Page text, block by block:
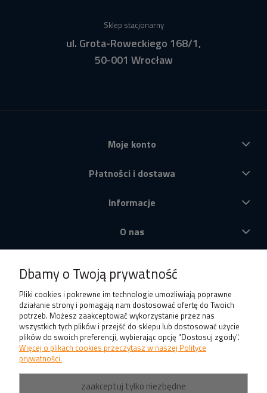
Sklep stacjonarny
ul. Grota-Roweckiego 168/1,
50-001 Wrocław
Moje konto
Płatności i dostawa
Informacje
O nas
Dbamy o Twoją prywatność
Pliki cookies i pokrewne im technologie umożliwiają poprawne
działanie strony i pomagają nam dostosować ofertę do Twoich
potrzeb. Możesz zaakceptować wykorzystanie przez nas
wszystkich tych plików i przejść do sklepu lub dostosować użycie
plików do swoich preferencji, wybierając opcję "Dostosuj zgody".
Więcej o plikach cookies przeczytasz w naszej Polityce
prywatności.
zaakceptuj tylko niezbędne